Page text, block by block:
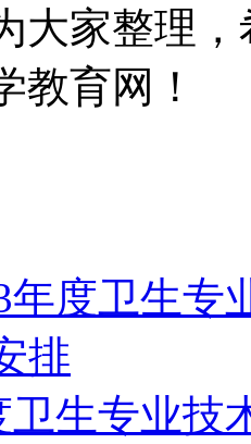
大家整理
教育网！
年度卫生专
排
卫生专业技